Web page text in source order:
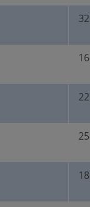
32
16
22
25
18